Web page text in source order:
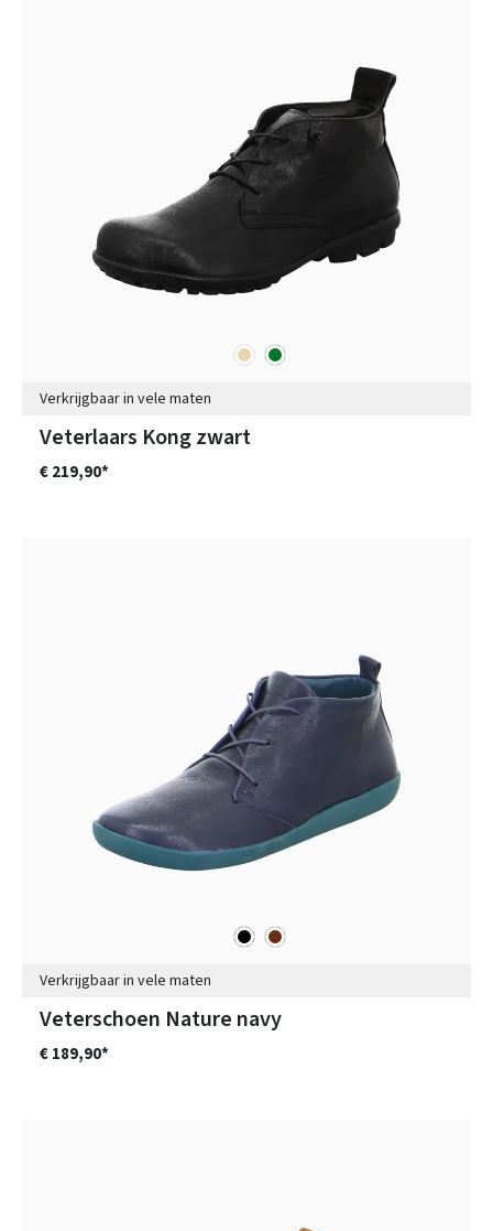
beigegroen
Verkrijgbaar in vele maten
Veterlaars Kong zwart
€ 219,90*
zwartbruin
Verkrijgbaar in vele maten
Veterschoen Nature navy
€ 189,90*